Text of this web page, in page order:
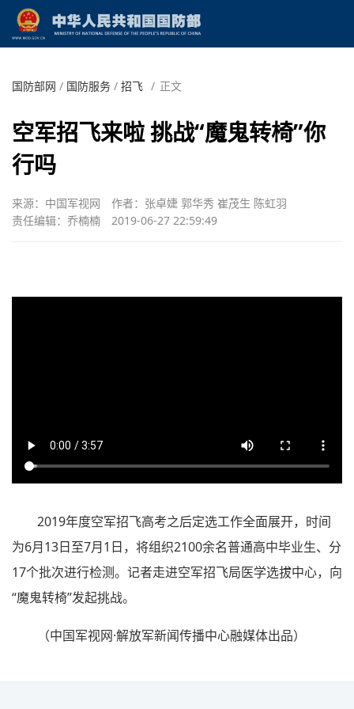
国防部网 / 国防服务 / 招飞 / 正文
空军招飞来啦 挑战“魔鬼转椅”你
行吗
来源：中国军视网
作者：张卓婕 郭华秀 崔茂生 陈虹羽
责任编辑：乔楠楠
2019-06-27 22:59:49
2019年度空军招飞高考之后定选工作全面展开，时间
为6月13日至7月1日，将组织2100余名普通高中毕业生、分
17个批次进行检测。记者走进空军招飞局医学选拔中心，向
“魔鬼转椅”发起挑战。
（中国军视网·解放军新闻传播中心融媒体出品）